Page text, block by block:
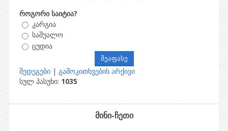
როგორი საიტია?
კარგია
საშუალო
ცუდია
შედეგები | გამოკითხვების არქივი
სულ პასუხი: 1035
მინი-ჩეთი